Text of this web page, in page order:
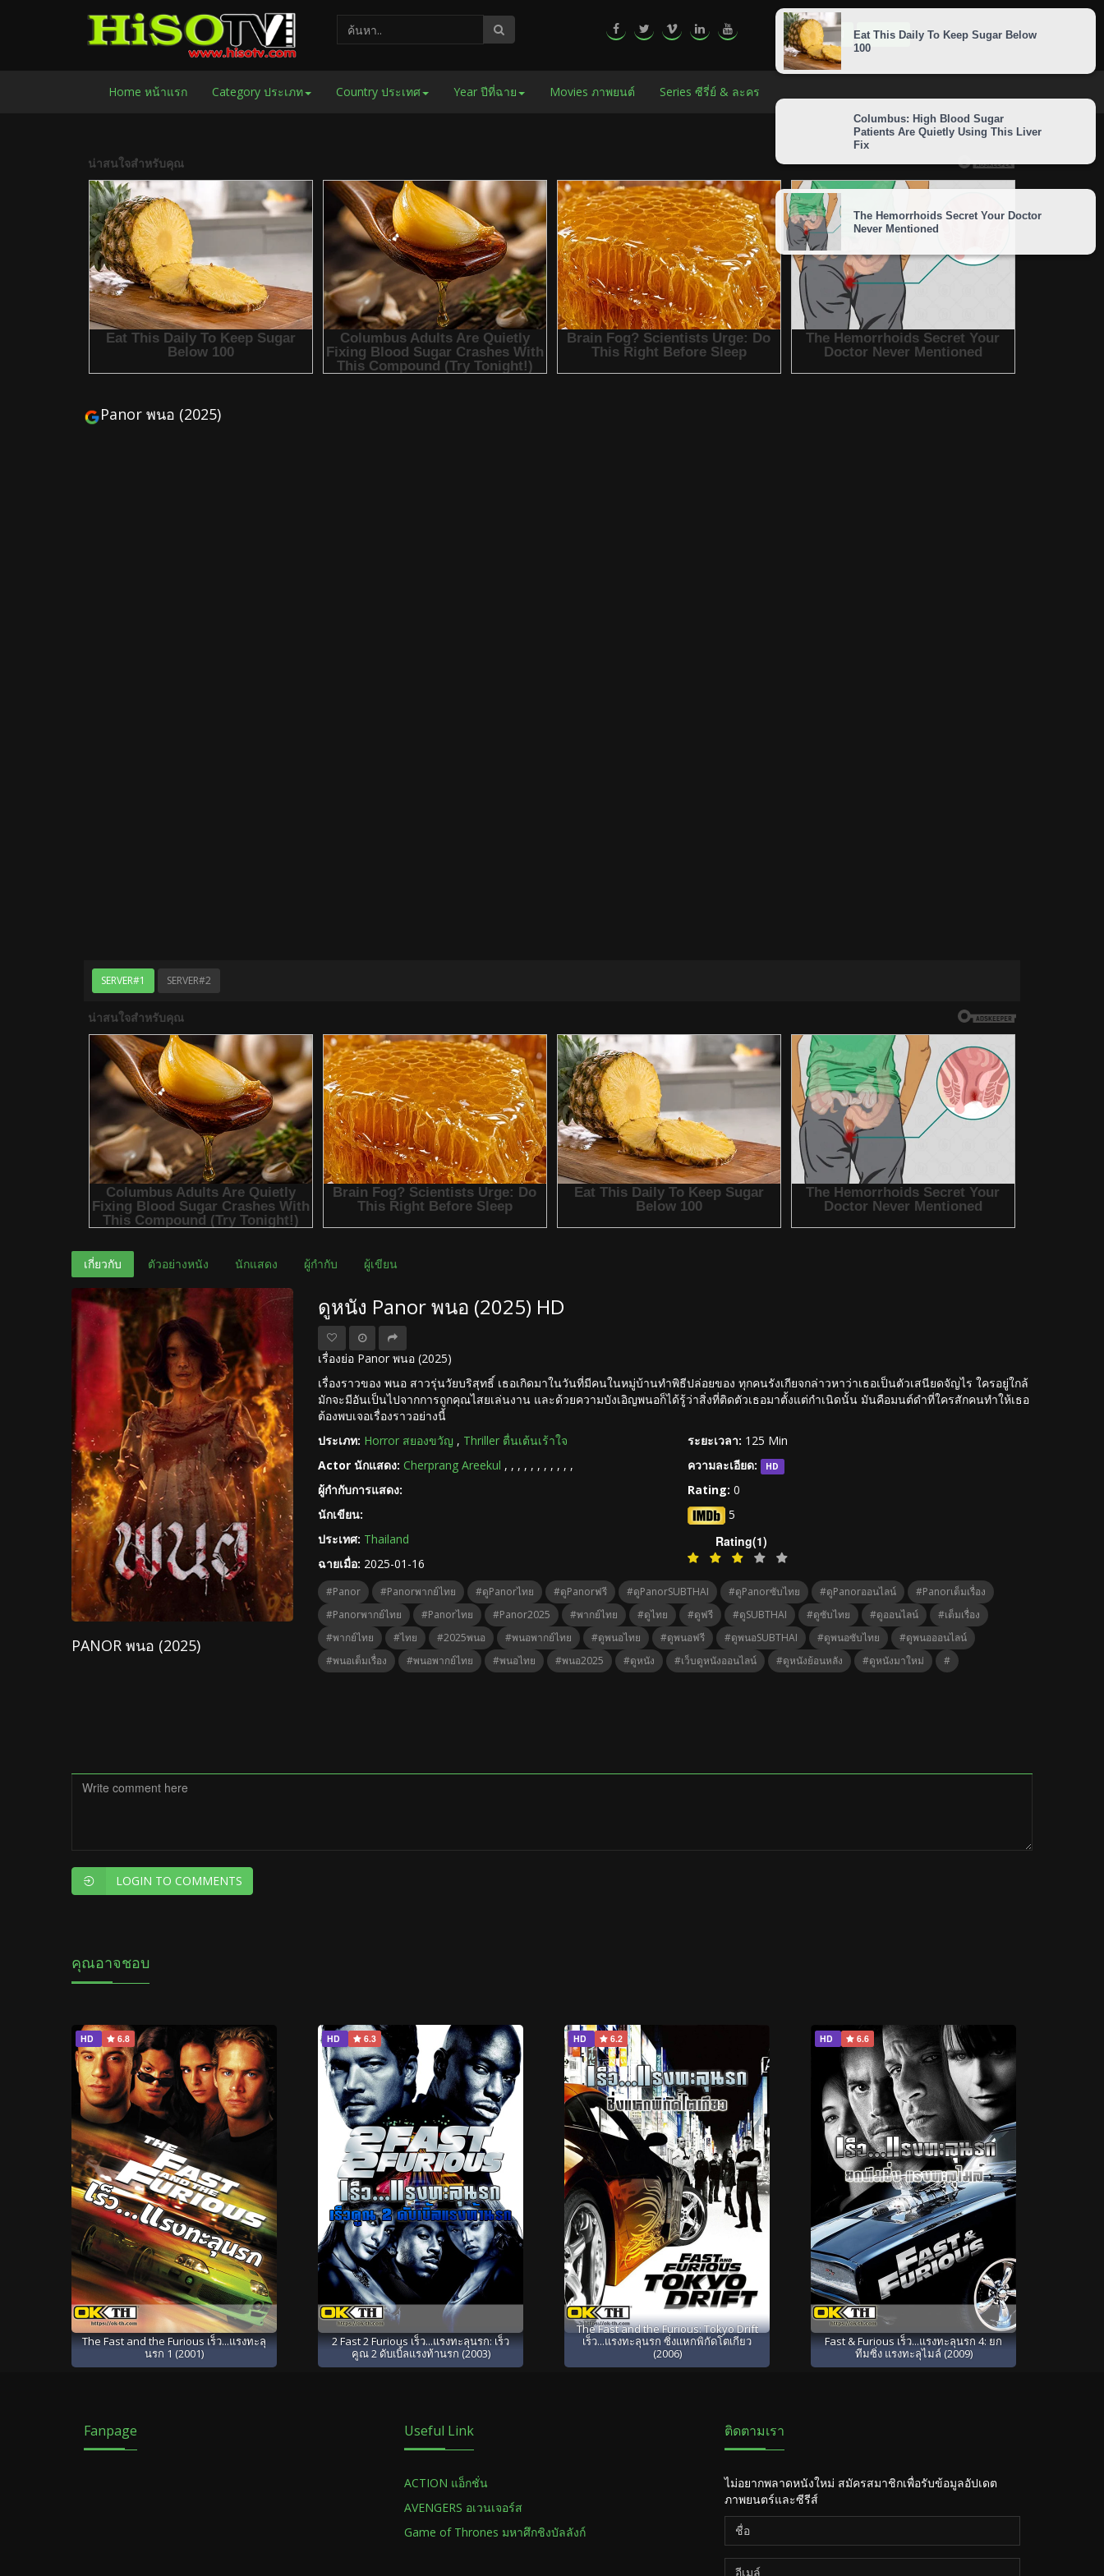
LOGIN SIGNUP
Home หน้าแรก Category ประเภท Country ประเทศ Year ปีที่ฉาย Movies ภาพยนต์ Series ซีรี่ย์ & ละคร
Panor พนอ (2025)
SERVER#1 SERVER#2
เกี่ยวกับ ตัวอย่างหนัง นักแสดง ผู้กำกับ ผู้เขียน
PANOR พนอ (2025)
ดูหนัง Panor พนอ (2025) HD
เรื่องย่อ Panor พนอ (2025)
เรื่องราวของ พนอ สาวรุ่นวัยบริสุทธิ์ เธอเกิดมาในวันที่มีคนในหมู่บ้านทำพิธีปล่อยของ ทุกคนรังเกียจกล่าวหาว่าเธอเป็นตัวเสนียดจัญไร ใครอยู่ใกล้
มักจะมีอันเป็นไปจากการถูกคุณไสยเล่นงาน และด้วยความบังเอิญพนอก็ได้รู้ว่าสิ่งที่ติดตัวเธอมาตั้งแต่กำเนิดนั้น มันคือมนต์ดำที่ใครสักคนทำให้เธอ
ต้องพบเจอเรื่องราวอย่างนี้
ประเภท: Horror สยองขวัญ , Thriller ตื่นเต้นเร้าใจ
Actor นักแสดง: Cherprang Areekul , , , , , , , , , , ,
ผู้กำกับการแสดง:
นักเขียน:
ประเทศ: Thailand
ฉายเมื่อ: 2025-01-16
ระยะเวลา: 125 Min
ความละเอียด:
HD
Rating: 0
5
Rating(1)
#Panor #Panorพากย์ไทย #ดูPanorไทย #ดูPanorฟรี #ดูPanorSUBTHAI #ดูPanorซับไทย #ดูPanorออนไลน์
#Panorเต็มเรื่อง
#Panorพากย์ไทย
#Panorไทย #Panor2025 #พากย์ไทย #ดูไทย #ดูฟรี #ดูSUBTHAI #ดูซับไทย #ดูออนไลน์
#เต็มเรื่อง
#พากย์ไทย
#ไทย #2025พนอ #พนอพากย์ไทย #ดูพนอไทย #ดูพนอฟรี #ดูพนอSUBTHAI #ดูพนอซับไทย
#ดูพนอออนไลน์
#พนอเต็มเรื่อง
#พนอพากย์ไทย #พนอไทย #พนอ2025 #ดูหนัง #เว็บดูหนังออนไลน์ #ดูหนังย้อนหลัง #ดูหนังมาใหม่ #
LOGIN TO COMMENTS
คุณอาจชอบ
HD 6.8
The Fast and the Furious เร็ว...แรงทะลุ
นรก 1 (2001)
HD 6.3
2 Fast 2 Furious เร็ว...แรงทะลุนรก: เร็ว
คูณ 2 ดับเบิ้ลแรงท้านรก (2003)
HD 6.2
The Fast and the Furious: Tokyo Drift
เร็ว...แรงทะลุนรก ซิ่งแหกพิกัดโตเกียว
(2006)
HD 6.6
Fast & Furious เร็ว...แรงทะลุนรก 4: ยก
ทีมซิ่ง แรงทะลุไมล์ (2009)
Fanpage Useful Link
ACTION แอ็กชั่น
AVENGERS อเวนเจอร์ส
Game of Thrones มหาศึกชิงบัลลังก์
ติดตามเรา
ไม่อยากพลาดหนังใหม่ สมัครสมาชิกเพื่อรับข้อมูลอัปเดต
ภาพยนตร์และซีรีส์